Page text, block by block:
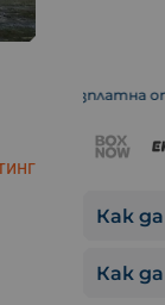
опаковка
Как
Как